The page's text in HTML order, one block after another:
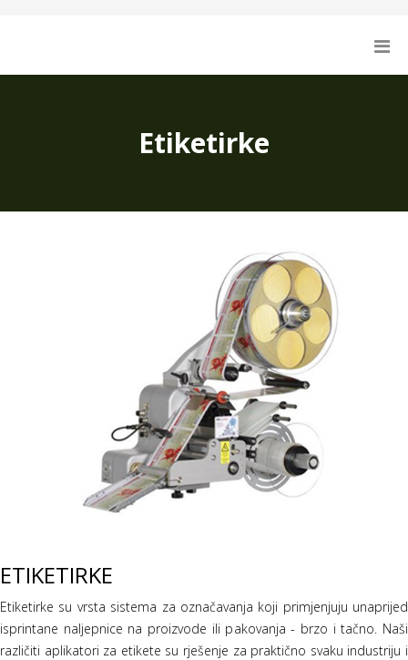
Etiketirke
ETIKETIRKE
Etiketirke su vrsta sistema za označavanja koji primjenjuju unaprijed
isprintane naljepnice na proizvode ili pakovanja - brzo i tačno. Naši
različiti aplikatori za etikete su rješenje za praktično svaku industriju i